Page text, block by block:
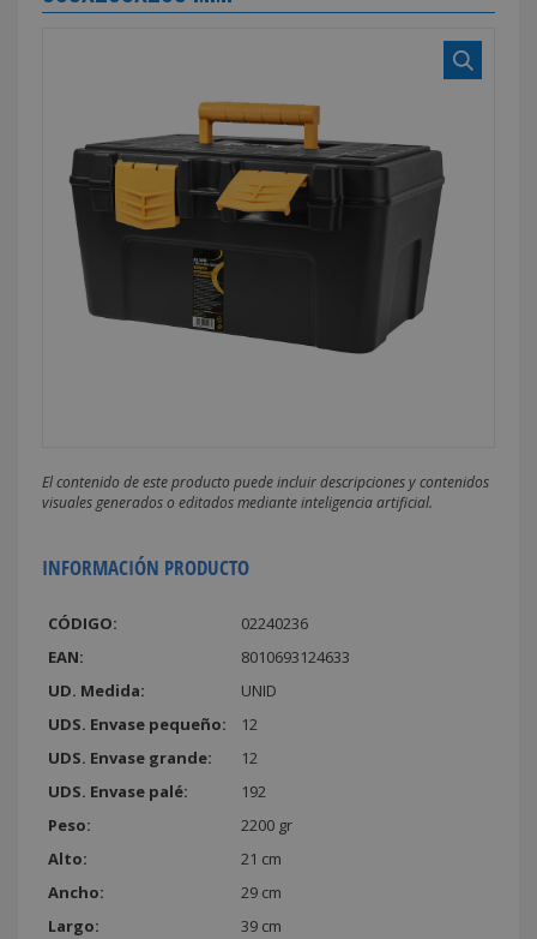
El contenido de este producto puede incluir descripciones y contenidos
visuales generados o editados mediante inteligencia artificial.
INFORMACIÓN PRODUCTO
CÓDIGO:
02240236
EAN:
8010693124633
UD. Medida:
UNID
UDS. Envase pequeño:
12
UDS. Envase grande:
12
UDS. Envase palé:
192
Peso:
2200 gr
Alto:
21 cm
Ancho:
29 cm
Largo:
39 cm